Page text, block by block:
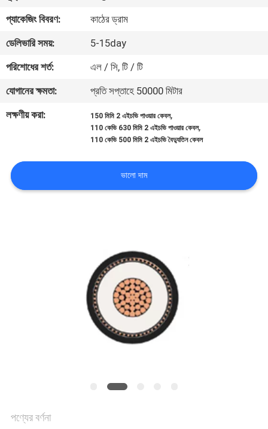
মান
নিয়ন্ত্রণ
যোগাযোগ
করুন
জন্য
আবেদন
প্যাকেজিং বিবরণ:
কাঠের ড্রাম
ডেলিভারি সময়:
5-15day
পরিশোধের শর্ত:
এল / সি, টি / টি
যোগানের ক্ষমতা:
প্রতি সপ্তাহে 50000 মিটার
লক্ষণীয় করা:
150 মিমি 2 এইচভি পাওয়ার কেবল,
110 কেভি 630 মিমি 2 এইচভি পাওয়ার কেবল,
110 কেভি 500 মিমি 2 এইচভি বৈদ্যুতিন কেবল
ভালো দাম
পণ্যের বর্ণনা